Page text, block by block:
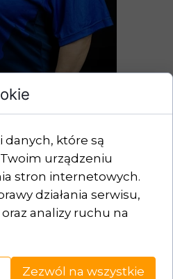
danych, które są
urządzeniu
stron internetowych.
działania serwisu,
analizy ruchu na
Zezwól na wszystkie